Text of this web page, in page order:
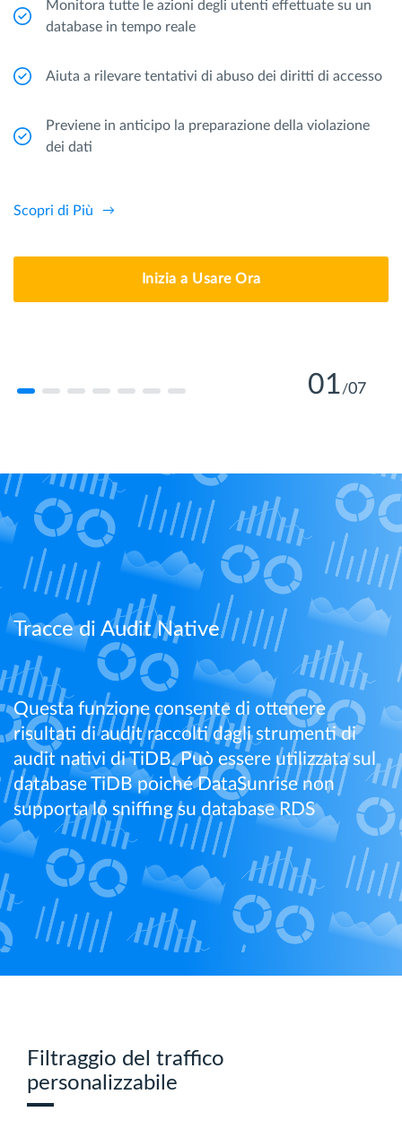
Monitora tutte le azioni degli utenti effettuate su un
database in tempo reale
Aiuta a rilevare tentativi di abuso dei diritti di accesso
Previene in anticipo la preparazione della violazione
dei dati
Scopri di Più
Scopri di Più
Scopri di Più
Scopri di Più
Scopri di Più
Scopri di Più
Inizia a Usare Ora
01/07
Tracce di Audit Native
Questa funzione consente di ottenere
risultati di audit raccolti dagli strumenti di
audit nativi di TiDB. Può essere utilizzata sul
database TiDB poiché DataSunrise non
supporta lo sniffing su database RDS
Filtraggio del traffico
personalizzabile